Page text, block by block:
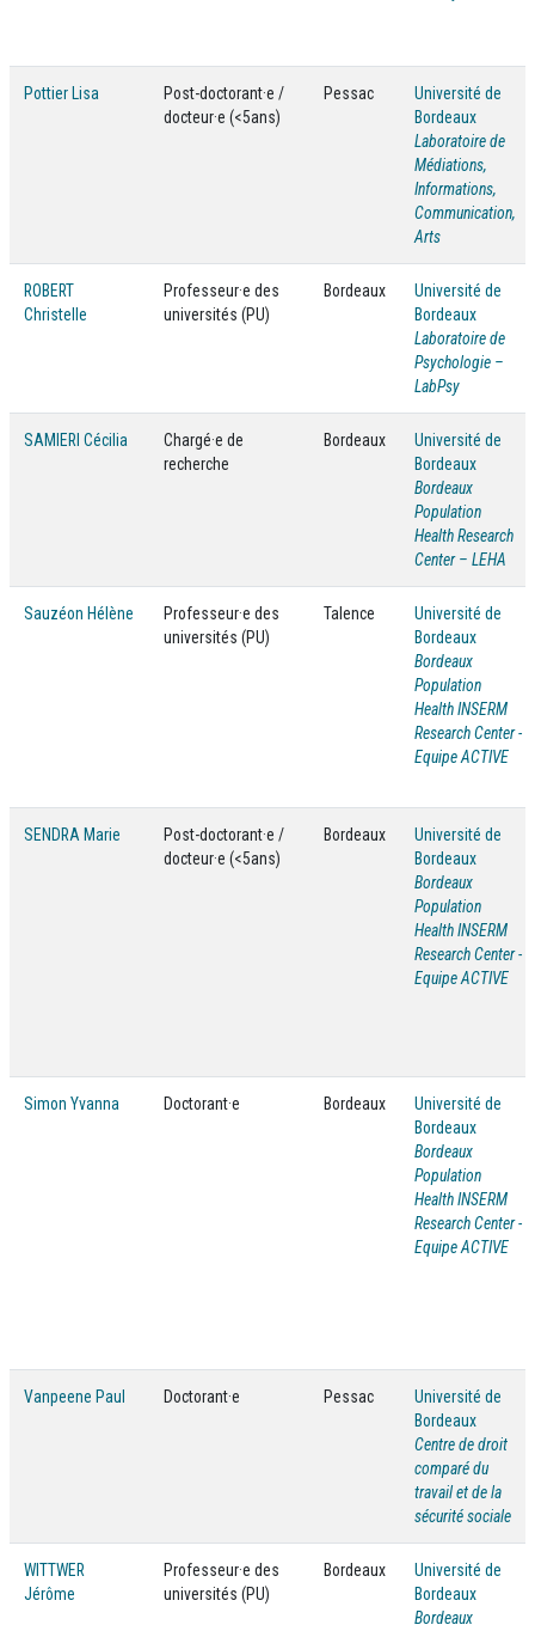
Pottier Lisa
Post-doctorant·e /
docteur·e (<5ans)
Pessac
Université de
Bordeaux
Laboratoire de
Médiations,
Informations,
Communication,
Arts
ROBERT
Christelle
Professeur·e des
universités (PU)
Bordeaux
Université de
Bordeaux
Laboratoire de
Psychologie –
LabPsy
SAMIERI Cécilia
Chargé·e de
recherche
Bordeaux
Université de
Bordeaux
Bordeaux
Population
Health Research
Center – LEHA
Sauzéon Hélène
Professeur·e des
universités (PU)
Talence
Université de
Bordeaux
Bordeaux
Population
Health INSERM
Research Center -
Equipe ACTIVE
SENDRA Marie
Post-doctorant·e /
docteur·e (<5ans)
Bordeaux
Université de
Bordeaux
Bordeaux
Population
Health INSERM
Research Center -
Equipe ACTIVE
Simon Yvanna Doctorant·e Bordeaux
Université de
Bordeaux
Bordeaux
Population
Health INSERM
Research Center -
Equipe ACTIVE
Vanpeene Paul Doctorant·e Pessac
Université de
Bordeaux
Centre de droit
comparé du
travail et de la
sécurité sociale
WITTWER
Jérôme
Professeur·e des
universités (PU)
Bordeaux
Université de
Bordeaux
Bordeaux